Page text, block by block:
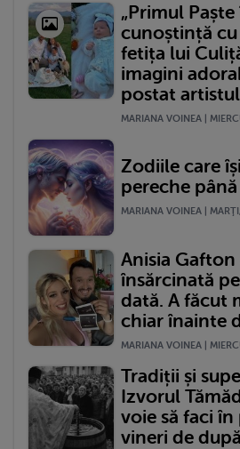
„Primul Paște
cunoștință
fetița lui
imagini
postat artistul
MARIANA VOINEA |
Zodiile care
pereche
MARIANA VOINEA |
Anisia Gafton
însărcinată
dată. A făcut
chiar înainte
MARIANA VOINEA |
Tradiții și
Izvorul
voie să faci
vineri de